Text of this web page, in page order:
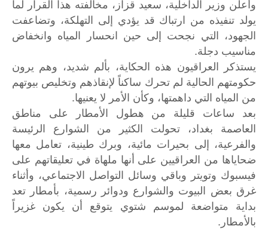
وأعلن وزير الداخلية، سعيد قزاز، مخالفته هذا القرار لما
يولد تنفيذه من ارتباك قد يؤدي إلى التهلكة، وتضاعفت
الجهود، التي نجحت إلى حين انحسار المياه وانخفاض
مناسيب دجلة.
يستذكر العراقيون هذه الحكاية، بألم شديد، وهم يرون
حكومتهم الحالية لم تحرك ساكناً لإنقاذهم وتخليص بيوتهم
من المياه التي داهمتها، وكأن الأمر لا يعنيها.
بعد ساعات قليلة من هطول الأمطار على مناطق
العاصمة بغداد، تحولت الكثير من الشوارع الرئيسة
والفرعية، إلى بحيرات مائية، وبرك طينية، تعامل معها
ضحاياها من العراقيين على أنها ملهاة في تعليقاتهم على
فيسبوك وتويتر وباقي وسائل التواصل الاجتماعي، وأثناء
غرق بعض البيوت والشوارع ودوائر رسمية، بأمطار تعد
بداية متواضعة لموسم شتوي يتوقع أن يكون غزيراً
بالأمطار.